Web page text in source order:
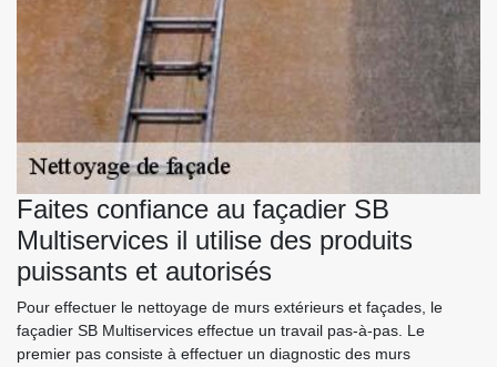
Faites confiance au façadier SB
Multiservices il utilise des produits
puissants et autorisés
Pour effectuer le nettoyage de murs extérieurs et façades, le
façadier SB Multiservices effectue un travail pas-à-pas. Le
premier pas consiste à effectuer un diagnostic des murs